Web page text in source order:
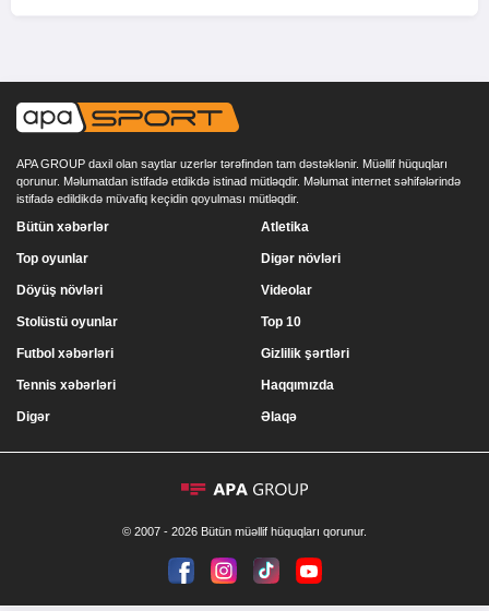
APA GROUP daxil olan saytlar uzerlər tərəfindən tam dəstəklənir. Müəllif hüquqları
qorunur. Məlumatdan istifadə etdikdə istinad mütləqdir. Məlumat internet səhifələrində
istifadə edildikdə müvafiq keçidin qoyulması mütləqdir.
Bütün xəbərlər
Top oyunlar
Döyüş növləri
Stolüstü oyunlar
Atletika
Digər növləri
Videolar
Top 10
Futbol xəbərləri
Tennis xəbərləri
Digər
Gizlilik şərtləri
Haqqımızda
Əlaqə
© 2007 - 2026 Bütün müəllif hüquqları qorunur.